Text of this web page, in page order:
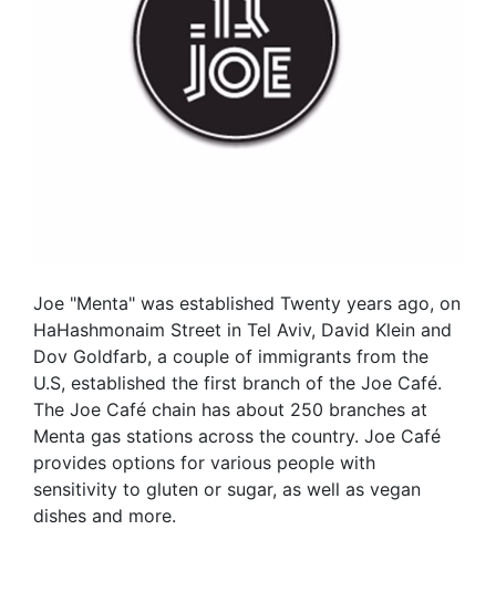
Joe "Menta" was established Twenty years ago, on
HaHashmonaim Street in Tel Aviv, David Klein and
Dov Goldfarb, a couple of immigrants from the
U.S, established the first branch of the Joe Café.
The Joe Café chain has about 250 branches at
Menta gas stations across the country. Joe Café
provides options for various people with
sensitivity to gluten or sugar, as well as vegan
dishes and more.